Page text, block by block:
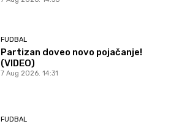
FUDBAL
Partizan doveo novo pojačanje!
(VIDEO)
7 Aug 2026. 14:31
FUDBAL